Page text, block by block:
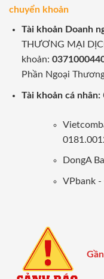
chuyển khoản
Tài khoản Doanh
THƯƠNG MẠI
khoản:
Phần Ngoại
Tài khoản cá nhân:
DongA
VPbank -